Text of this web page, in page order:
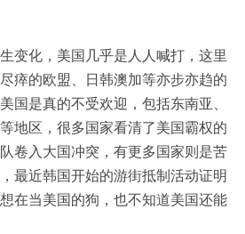
变化，美国几乎是人人喊打，这里
瘁的欧盟、日韩澳加等亦步亦趋的
国是真的不受欢迎，包括东南亚、
地区，很多国家看清了美国霸权的
卷入大国冲突，有更多国家则是苦
最近韩国开始的游街抵制活动证明
在当美国的狗，也不知道美国还能